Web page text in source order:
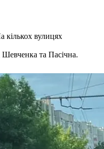
кількох вулицях
та Пасічна.